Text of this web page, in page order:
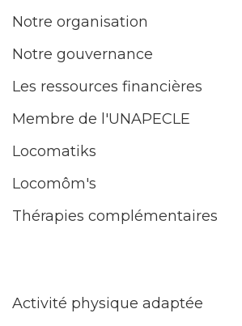
Notre organisation
Notre gouvernance
Les ressources financières
Membre de l'UNAPECLE
Locomatiks
Locomôm's
Thérapies complémentaires
Activité physique adaptée